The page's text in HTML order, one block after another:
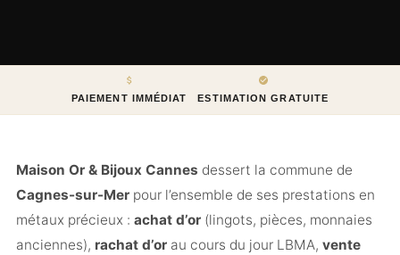
PAIEMENT IMMÉDIAT ESTIMATION GRATUITE
Maison Or & Bijoux Cannes dessert la commune de
Cagnes-sur-Mer pour l’ensemble de ses prestations en
métaux précieux : achat d’or (lingots, pièces, monnaies
anciennes), rachat d’or au cours du jour LBMA, vente